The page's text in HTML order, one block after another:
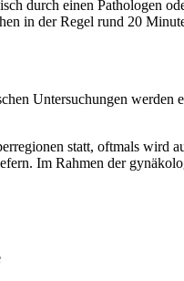
durch einen Pathologen
in der Regel rund 20
Untersuchungen
statt, oftmals
Im Rahmen der